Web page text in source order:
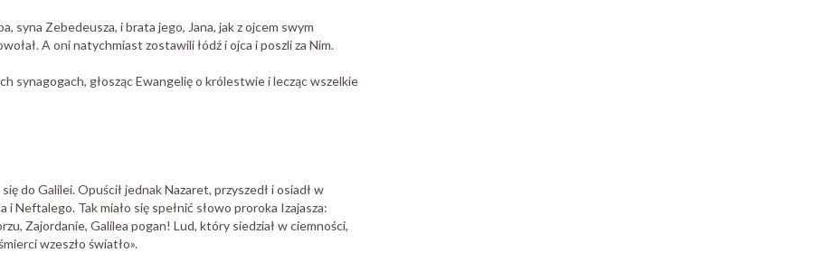
syna Zebedeusza, i brata jego, Jana, jak z ojcem swym
A oni natychmiast zostawili łódź i ojca i poszli za Nim.
synagogach, głosząc Ewangelię o królestwie i lecząc wszelkie
do Galilei. Opuścił jednak Nazaret, przyszedł i osiadł w
Neftalego. Tak miało się spełnić słowo proroka Izajasza:
Zajordanie, Galilea pogan! Lud, który siedział w ciemności,
wzeszło światło».